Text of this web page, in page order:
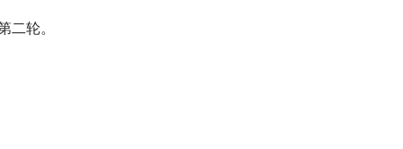
二轮。